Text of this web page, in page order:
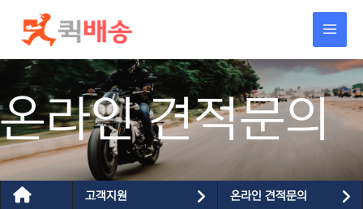
건너뛰기
온라인 견적문의
고객지원 온라인 견적문의